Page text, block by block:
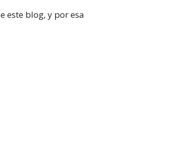
este blog, y por esa